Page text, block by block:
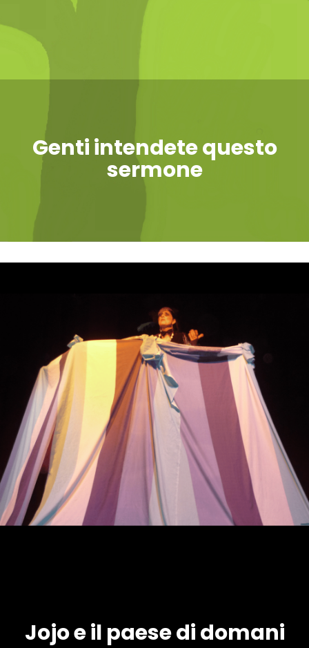
Genti intendete questo
sermone
Jojo e il paese di domani